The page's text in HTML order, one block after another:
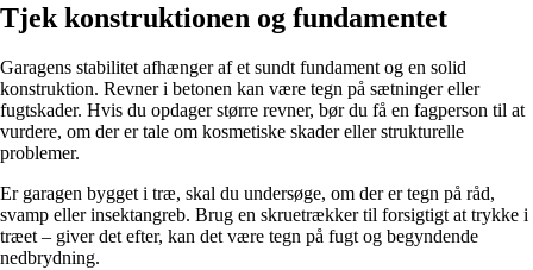
Tjek konstruktionen og fundamentet
Garagens stabilitet afhænger af et sundt fundament og en solid
konstruktion. Revner i betonen kan være tegn på sætninger eller
fugtskader. Hvis du opdager større revner, bør du få en fagperson til at
vurdere, om der er tale om kosmetiske skader eller strukturelle
problemer.
Er garagen bygget i træ, skal du undersøge, om der er tegn på råd,
svamp eller insektangreb. Brug en skruetrækker til forsigtigt at trykke i
træet – giver det efter, kan det være tegn på fugt og begyndende
nedbrydning.